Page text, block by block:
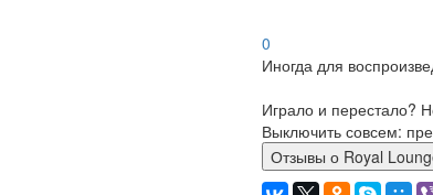
0
Иногда для
Играло и перестало?
Выключить совсем:
Отзывы о Royal